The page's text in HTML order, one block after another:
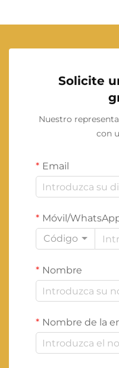
Solicite
Nuestro
con
Email
Móvil/
Código
Nombre
Nombre de la